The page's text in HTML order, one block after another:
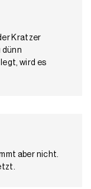
Kratzer
dünn
wird es
aber nicht.